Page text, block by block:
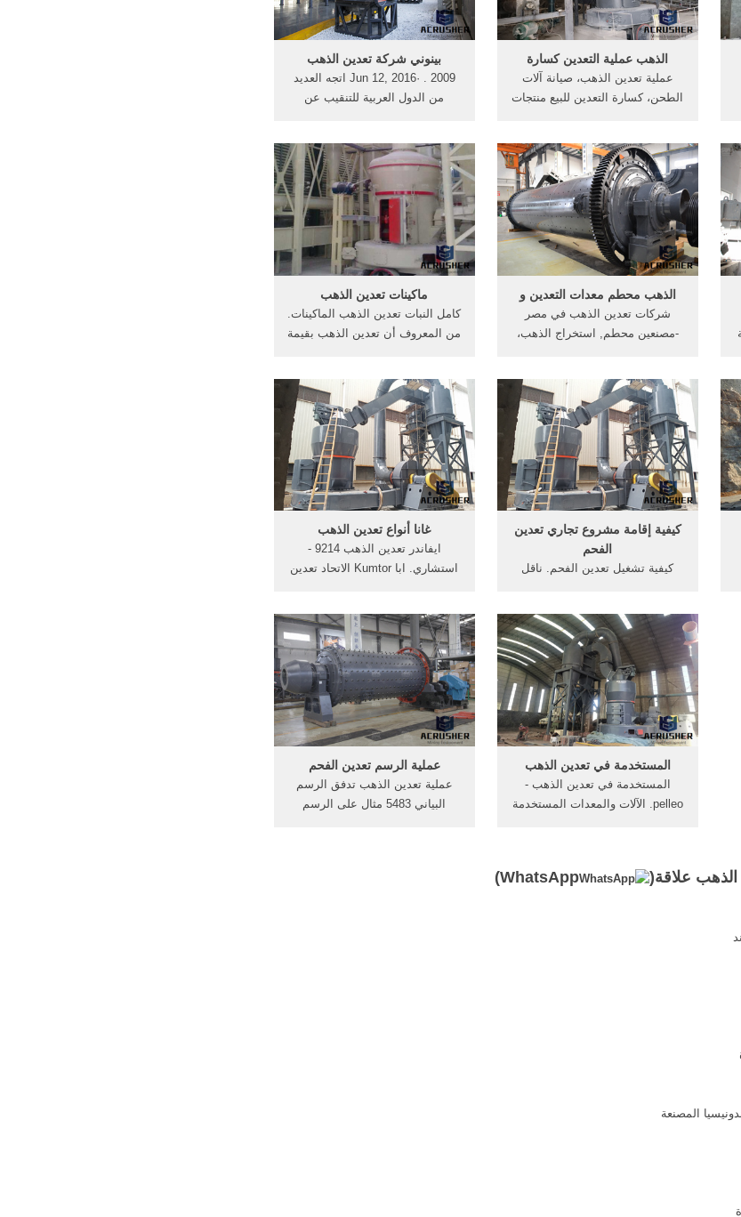
بينوني شركة تعدين الذهب
Jun 12, 2016· . 2009 اتجه العديد
من الدول العربية للتنقيب عن
طرق بدائية للتنقيب عن الذهب - : .
الذهب عملية التعدين كسارة
عملية تعدين الذهب، صيانة آلات
الطحن، كسارة التعدين للبيع منتجات
التعدين على مستوى عال الدولي،
وتوحيد كل تدفق تجهيز وفحص
الجودة من إنتاج ...
ماكينات تعدين الذهب
كامل النبات تعدين الذهب الماكينات.
من المعروف أن تعدين الذهب بقيمة
على الانترنت] تكلفة آلات تعدين
الذهب - ets-powerasia
الذهب محطم معدات التعدين و
شركات تعدين الذهب في مصر
-مصنعين محطم, استخراج الذهب،
[الدردشة على الانترنت] الذهب
الخام النباتات التعويم - الشركة
المصنعة للمعدات ...
غانا أنواع تعدين الذهب
ايفاندر تعدين الذهب 9214 -
استشاري. ابا Kumtor الاتحاد تعدين
ذهب بدون .
كيفية إقامة مشروع تجاري تعدين
الفحم
كيفية تشغيل تعدين الفحم. ناقل
كيفية إعداد مصنع تعدين الذهب
كيفية تشغيل مصنع ... اتصل بالمورد
عملية الرسم تعدين الفحم
عملية تعدين الذهب تدفق الرسم
البياني 5483 مثال على الرسم
المستخدمة في تعدين الذهب
المستخدمة في تعدين الذهب -
pelleo. الآلات والمعدات المستخدمة
ملخص لاهم الطرائق المستخدمة
WhatsApp
)
المصنعة